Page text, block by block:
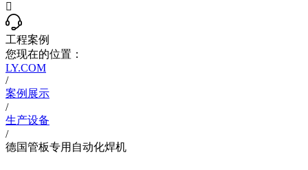

工程案例
您现在的位置：
LY.COM
/
案例展示
/
生产设备
/
德国管板专用自动化焊机